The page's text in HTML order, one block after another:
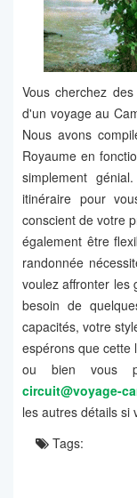
Vous cherchez
d'un voyage au
Nous avons
Royaume en
simplement
itinéraire pour
conscient de votre
également être
randonnée
voulez affronter les
besoin de
capacités, votre
espérons que cette
ou bien vous
circuit@voyage-
les autres détails si
Tags: